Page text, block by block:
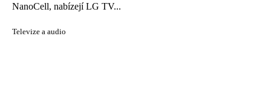
NanoCell, nabízejí LG TV...
Televize a audio